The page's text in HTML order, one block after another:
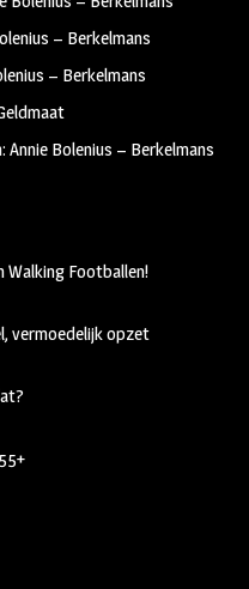
– Berkelmans
– Berkelmans
Annie Bolenius – Berkelmans
Walking Footballen!
vermoedelijk opzet